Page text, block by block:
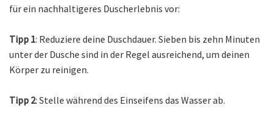
für ein nachhaltigeres Duscherlebnis vor:
Tipp 1: Reduziere deine Duschdauer. Sieben bis zehn Minuten
unter der Dusche sind in der Regel ausreichend, um deinen
Körper zu reinigen.
Tipp 2: Stelle während des Einseifens das Wasser ab.